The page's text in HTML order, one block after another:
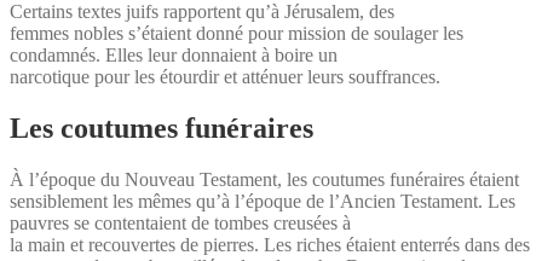
Certains textes juifs rapportent qu’à Jérusalem, des
femmes nobles s’étaient donné pour mission de soulager les
condamnés. Elles leur donnaient à boire un
narcotique pour les étourdir et atténuer leurs souffrances.
Les coutumes funéraires
À l’époque du Nouveau Testament, les coutumes funéraires étaient
sensiblement les mêmes qu’à l’époque de l’Ancien Testament. Les
pauvres se contentaient de tombes creusées à
la main et recouvertes de pierres. Les riches étaient enterrés dans des